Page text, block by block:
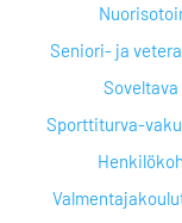
Seniori- ja
Sporttiturva-